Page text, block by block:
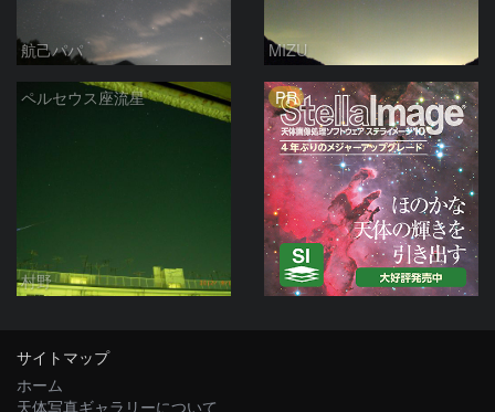
航己パパ MIZU
ペルセウス座流星
村野
PR
サイトマップ
ホーム
天体写真ギャラリーについて